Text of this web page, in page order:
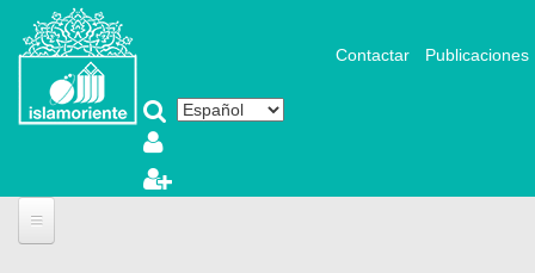
Pasar al contenido principal
Contactar Publicaciones